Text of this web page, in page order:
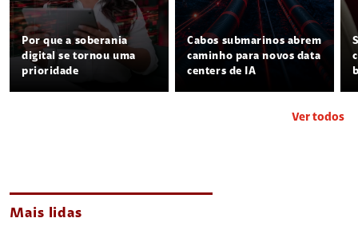
Por que a soberania
digital se tornou uma
prioridade
Cabos submarinos abrem
caminho para novos data
centers de IA
Ver todos
Mais lidas